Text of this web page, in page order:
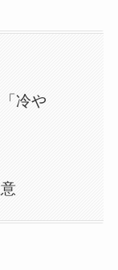
冷や